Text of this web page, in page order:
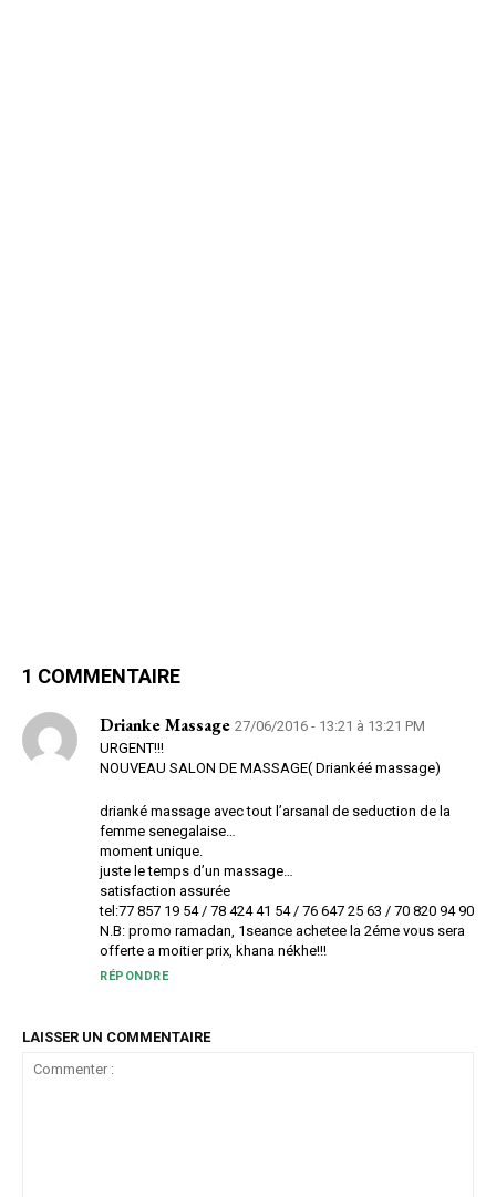
1 COMMENTAIRE
Drianke Massage 27/06/2016 - 13:21 à 13:21 PM
URGENT!!!
NOUVEAU SALON DE MASSAGE( Driankéé massage)
drianké massage avec tout l’arsanal de seduction de la
femme senegalaise…
moment unique.
juste le temps d’un massage…
satisfaction assurée
tel:77 857 19 54 / 78 424 41 54 / 76 647 25 63 / 70 820 94 90
N.B: promo ramadan, 1seance achetee la 2éme vous sera
offerte a moitier prix, khana nékhe!!!
RÉPONDRE
LAISSER UN COMMENTAIRE